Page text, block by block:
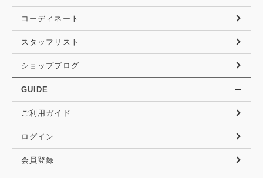
コーディネート
スタッフリスト
ショップブログ
GUIDE
ご利用ガイド
ログイン
会員登録